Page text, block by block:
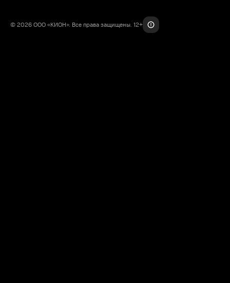
© 2026 ООО «КИОН». Все права защищены. 12+